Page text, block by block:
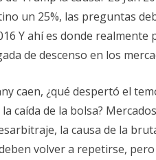
un 25%, las preguntas
Y ahí es donde realmente
de descenso en los
caen, ¿qué despertó el
caída de la bolsa?
la causa de la
volver a repetirse,